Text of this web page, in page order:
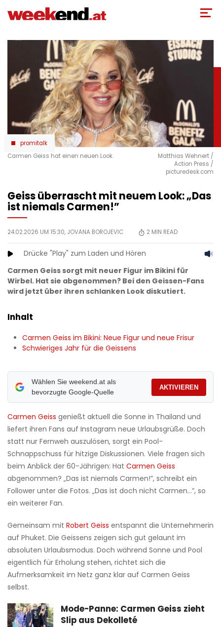
zum
promitalk
Carmen Geiss hat einen neuen Look.
Matthias Wehnert /
Action Press /
picturedesk.com
Geiss überrascht mit neuem Look: „Das
ist niemals Carmen!”
24.02.2026 UM 15:30, JOVANA BOROJEVIC 2 MIN READ
Drücke "Play" zum Laden und Hören
Carmen Geiss sorgt mit neuer Figur im Bikini für
Wirbel. Hat sie abgenommen? Bei den Geissen-Fans
wird jetzt über ihren schlanken Look diskutiert.
Inhalt
Carmen Geiss im Bikini: Neue Figur und neue Frisur
Schwieriges Jahr für die Geissens
Wählen Sie weekend.at als
bevorzugte Google-Quelle
AKTIVIEREN
Carmen Geiss genießt aktuell die Sonne in Thailand und
liefert ihren Fans auf Instagram neue Urlaubsgrüße. Doch
statt nur Fernweh auszulösen, sorgt ein Pool-
Schnappschuss für hitzige Diskussionen. Viele fragen sich
beim Anblick der 60-Jährigen: Hat Carmen Geiss
abgenommen? „Das ist niemals Carmen!”, schreibt ein
Follower unter die Fotos. „Das ist doch nicht Carmen...”, so
ein weiterer Fan.
Gemeinsam mit Robert Geiss entspannt die Unternehmerin
auf Phuket. Die Geissens zeigen sich gut gelaunt im
absoluten Urlaubsmodus. Doch während Sonne und Pool
eigentlich für Erholung stehen, richtet sich die
Aufmerksamkeit im Netz ganz klar auf Carmen Geiss
selbst.
Mode-Panne: Carmen Geiss zieht
Slip aus Dekolleté